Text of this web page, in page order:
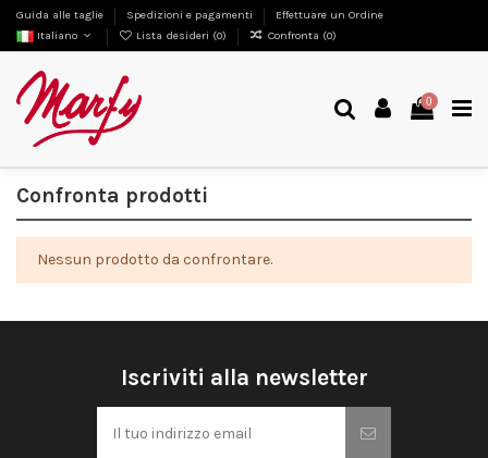
Guida alle taglie Spedizioni e pagamenti
Effettuare un Ordine
Italiano
Lista desideri (0) Confronta (0)
0
Confronta prodotti
Nessun prodotto da confrontare.
Iscriviti alla newsletter